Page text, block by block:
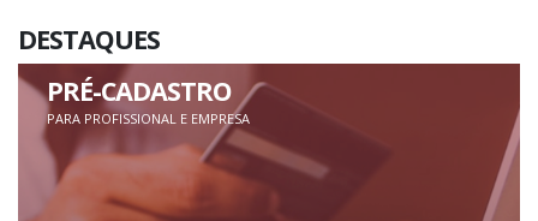
DESTAQUES
PRÉ-CADASTRO
PARA PROFISSIONAL E EMPRESA